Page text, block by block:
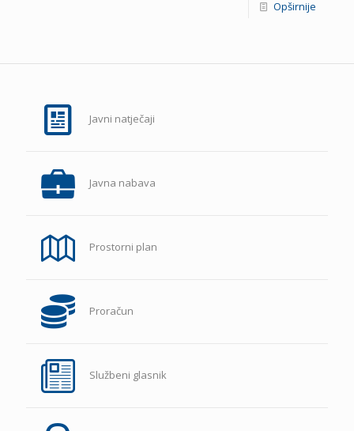
Opširnije
Javni natječaji
Javna nabava
Prostorni plan
Proračun
Službeni glasnik